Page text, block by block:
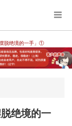
脱绝境的一手」①
绝境的一